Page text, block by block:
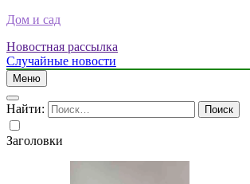
Дом и сад
Новостная рассылка
Случайные новости
Меню
Найти:
Заголовки